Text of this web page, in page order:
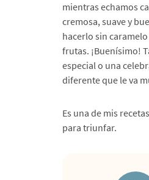
mientras echamos
cremosa, suave y
hacerlo sin
frutas. ¡Buenísimo!
especial o una
diferente que le va
Es una de mis
para triunfar.